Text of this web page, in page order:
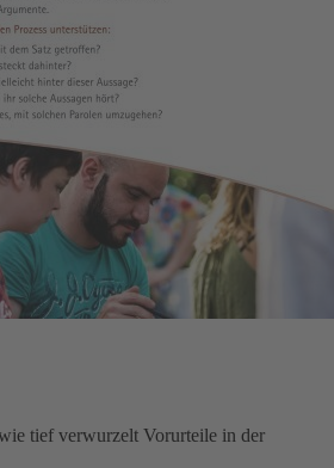
tief verwurzelt Vorurteile in der